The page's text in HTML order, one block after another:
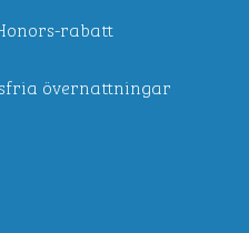
rabatt
övernattningar